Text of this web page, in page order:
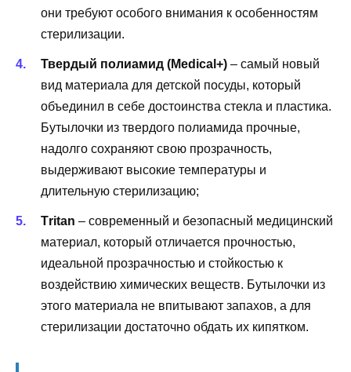
они требуют особого внимания к особенностям
стерилизации.
Твердый полиамид (Medical +) – самый новый
вид материала для детской посуды, который
объединил в себе достоинства стекла и пластика.
Бутылочки из твердого полиамида прочные,
надолго сохраняют свою прозрачность,
выдерживают высокие температуры и
длительную стерилизацию;
Тritan – современный и безопасный медицинский
материал, который отличается прочностью,
идеальной прозрачностью и стойкостью к
воздействию химических веществ. Бутылочки из
этого материала не впитывают запахов, а для
стерилизации достаточно обдать их кипятком.